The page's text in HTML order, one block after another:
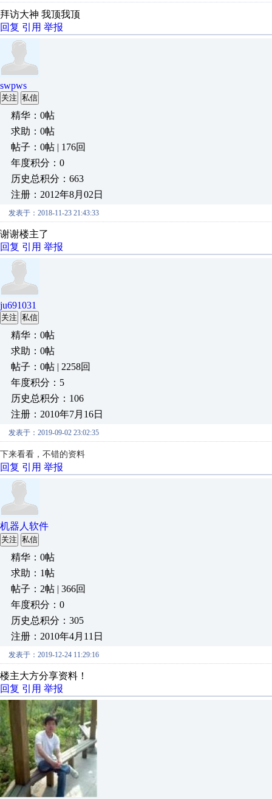
拜访大神 我顶我顶
回复 引用 举报
swpws
关注 私信
精华：0帖
求助：0帖
帖子：0帖 | 176回
年度积分：0
历史总积分：663
注册：2012年8月02日
发表于：2018-11-23 21:43:33
谢谢楼主了
回复 引用 举报
ju691031
关注 私信
精华：0帖
求助：0帖
帖子：0帖 | 2258回
年度积分：5
历史总积分：106
注册：2010年7月16日
发表于：2019-09-02 23:02:35
下来看看，不错的资料
回复 引用 举报
机器人软件
关注 私信
精华：0帖
求助：1帖
帖子：2帖 | 366回
年度积分：0
历史总积分：305
注册：2010年4月11日
发表于：2019-12-24 11:29:16
楼主大方分享资料！
回复 引用 举报